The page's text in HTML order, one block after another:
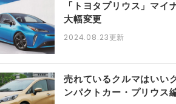
「トヨタプリウス」マイ
大幅変更
2024.08.23更新
売れているクルマはいい
ンパクトカー・プリウス